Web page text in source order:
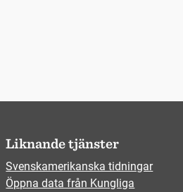
Liknande tjänster
Svenskamerikanska tidningar
Öppna data från Kungliga